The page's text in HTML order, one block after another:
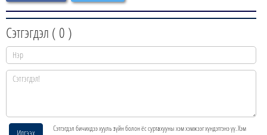
Сэтгэгдэл ( 0 )
Сэтгэгдэл бичихдээ хууль зүйн болон ёс суртахууны хэм хэмжээг хүндэтгэнэ үү. Хэм